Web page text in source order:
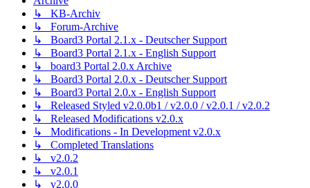
↳ KB-Archiv
↳ Forum-Archive
↳ Board3 Portal 2.1.x - Deutscher Support
↳ Board3 Portal 2.1.x - English Support
↳ board3 Portal 2.0.x Archive
↳ Board3 Portal 2.0.x - Deutscher Support
↳ Board3 Portal 2.0.x - English Support
↳ Released Styled v2.0.0b1 / v2.0.0 / v2.0.1 / v2.0.2
↳ Released Modifications v2.0.x
↳ Modifications - In Development v2.0.x
↳ Completed Translations
↳ v2.0.2
↳ v2.0.1
↳ v2.0.0